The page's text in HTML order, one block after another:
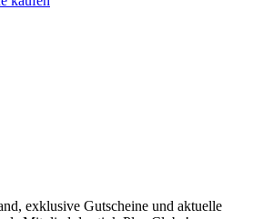
exklusive Gutscheine und aktuelle